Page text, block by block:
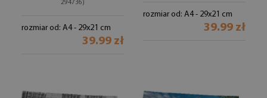
294736)
rozmiar od: A4 - 29x21 cm
39.99 zł
rozmiar od: A4 - 29x21 cm
39.99 zł